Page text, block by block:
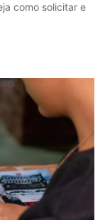
como solicitar e